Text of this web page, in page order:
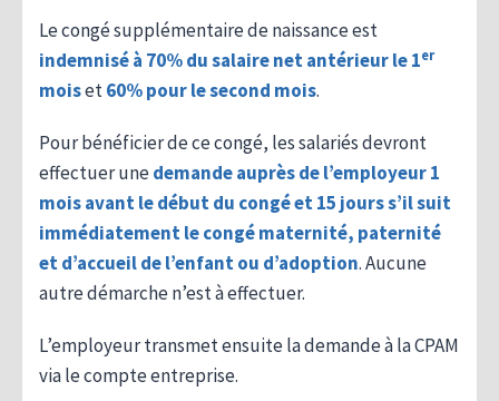
Le congé supplémentaire de naissance est
indemnisé à 70% du salaire net antérieur le 1er
moiset60% pour le second mois.
Pour bénéficier de ce congé, les salariés devront
effectuer unedemande auprès de l’employeur 1
mois avant le début du congé et 15 jours s’il suit
immédiatement le congé maternité, paternité
et d’accueil de l’enfant ou d’adoption. Aucune
autre démarche n’est à effectuer.
L’employeur transmet ensuite la demande à la CPAM
via le compte entreprise.